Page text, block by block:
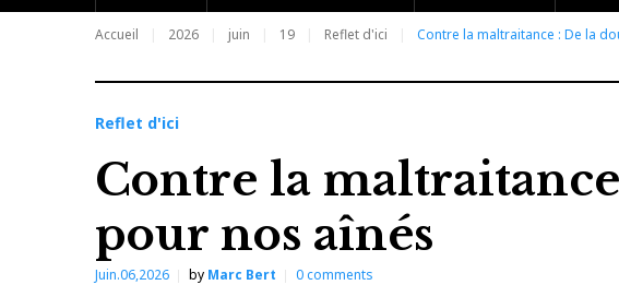
Accueil 2026 juin 19 Reflet d'ici Contre la maltraitance : De la
Reflet d'ici
Contre la
pour nos aînés
Juin.06,2026 by Marc Bert 0comments